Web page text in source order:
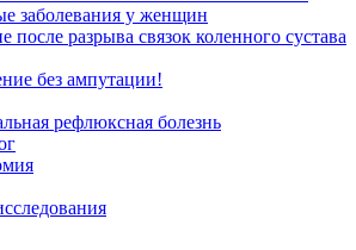
заболевания у женщин
после разрыва связок коленного сустава
без ампутации!
рефлюксная болезнь